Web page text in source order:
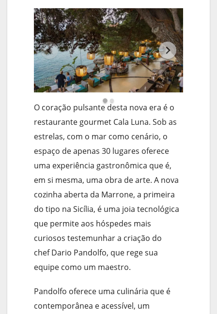
O coração pulsante desta nova era é o
restaurante gourmet Cala Luna. Sob as
estrelas, com o mar como cenário, o
espaço de apenas 30 lugares oferece
uma experiência gastronômica que é,
em si mesma, uma obra de arte. A nova
cozinha aberta da Marrone, a primeira
do tipo na Sicília, é uma joia tecnológica
que permite aos hóspedes mais
curiosos testemunhar a criação do
chef Dario Pandolfo, que rege sua
equipe como um maestro.
Pandolfo oferece uma culinária que é
contemporânea e acessível, um